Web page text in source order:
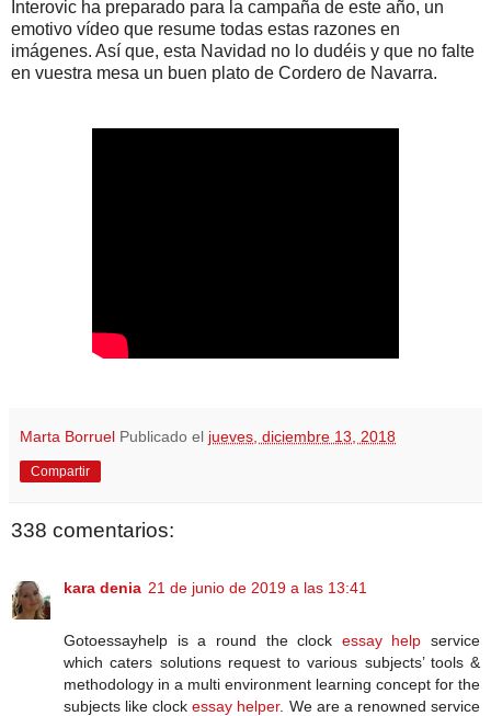
Interovic ha preparado para la campaña de este año, un
emotivo vídeo que resume todas estas razones en
imágenes. Así que, esta Navidad no lo dudéis y que no falte
en vuestra mesa un buen plato de Cordero de Navarra.
Marta Borruel Publicado el jueves, diciembre 13, 2018
Compartir
338 comentarios:
kara denia 21 de junio de 2019 a las 13:41
Gotoessayhelp is a round the clock essay help service
which caters solutions request to various subjects’ tools &
methodology in a multi environment learning concept for the
subjects like clockessay helper. We are a renowned service